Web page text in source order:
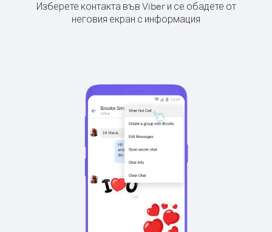
Изберете контакта във Viber и се обадете от
неговия екран с информация